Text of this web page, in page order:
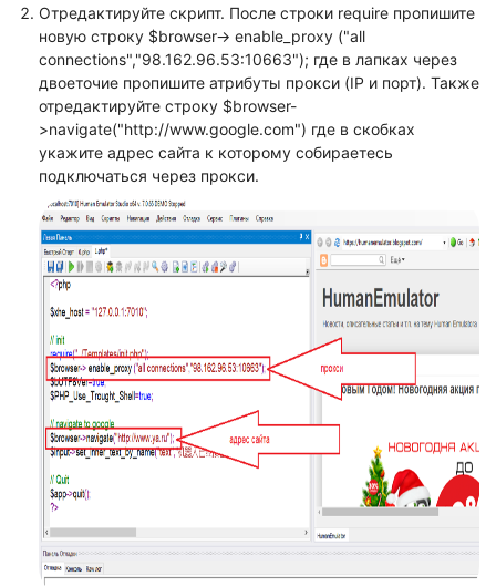
Отредактируйте скрипт. После строки require пропишите
новую строку $browser-> enable_proxy ("all
connections","98.162.96.53:10663"); где в лапках через
двоеточие пропишите атрибуты прокси (IP и порт). Также
отредактируйте строку $browser-
>navigate("http://www.google.com") где в скобках
укажите адрес сайта к которому собираетесь
подключаться через прокси.